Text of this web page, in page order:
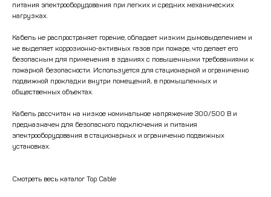
питания электрооборудования при легких и средних механических
нагрузках.
Кабель не распространяет горение, обладает низким дымовыделением и
не выделяет коррозионно-активных газов при пожаре, что делает его
безопасным для применения в зданиях с повышенными требованиями к
пожарной безопасности. Используется для стационарной и ограниченно
подвижной прокладки внутри помещений, в промышленных и
общественных объектах.
Кабель рассчитан на низкое номинальное напряжение 300/500 В и
предназначен для безопасного подключения и питания
электрооборудования в стационарных и ограниченно подвижных
установках.
Смотреть весь каталог Top Cable